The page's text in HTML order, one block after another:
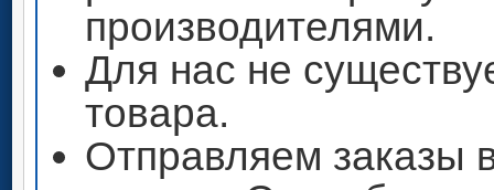
производителями.
Для нас не
товара.
Отправляем заказы